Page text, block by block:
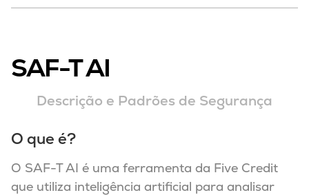
SAF-T AI
Descrição e Padrões de Segurança
O que é?
O SAF-T AI é uma ferramenta da Five Credit
que utiliza inteligência artificial para analisar